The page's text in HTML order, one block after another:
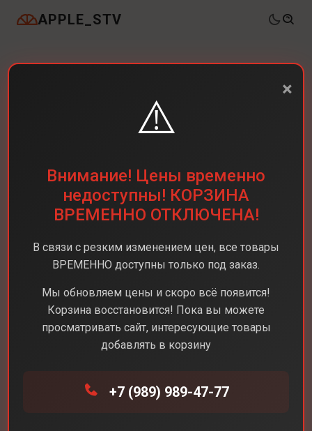
APPLE_STV
Apple MacBook Neo
13"
Разрешение экрана
2408 x 1506
×
⚠️
Внимание! Цены временно
недоступны! КОРЗИНА
ВРЕМЕННО ОТКЛЮЧЕНА!
В связи с резким изменением цен, все товары
ВРЕМЕННО доступны только под заказ.
Мы обновляем цены и скоро всё появится!
Корзина восстановится! Пока вы можете
просматривать сайт, интересующие товары
добавлять в корзину
+7 (989) 989-47-77